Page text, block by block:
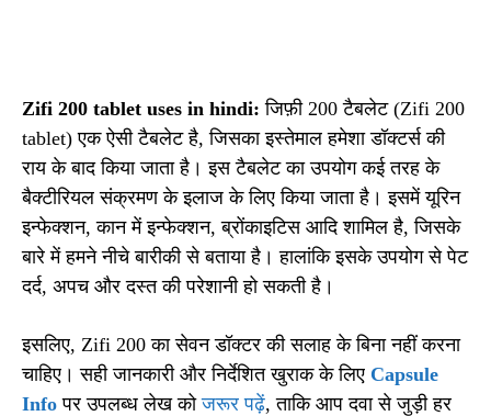
Zifi 200 tablet uses in hindi: जिफ़ी 200 टैबलेट (Zifi 200
tablet) एक ऐसी टैबलेट है, जिसका इस्तेमाल हमेशा डॉक्टर्स की
राय के बाद किया जाता है। इस टैबलेट का उपयोग कई तरह के
बैक्टीरियल संक्रमण के इलाज के लिए किया जाता है। इसमें यूरिन
इन्फेक्शन, कान में इन्फेक्शन, ब्रोंकाइटिस आदि शामिल है, जिसके
बारे में हमने नीचे बारीकी से बताया है। हालांकि इसके उपयोग से पेट
दर्द, अपच और दस्त की परेशानी हो सकती है।
इसलिए, Zifi 200 का सेवन डॉक्टर की सलाह के बिना नहीं करना
चाहिए। सही जानकारी और निर्देशित खुराक के लिए Capsule
Info पर उपलब्ध लेख कोजरूर पढ़ें, ताकि आप दवा से जुड़ी हर